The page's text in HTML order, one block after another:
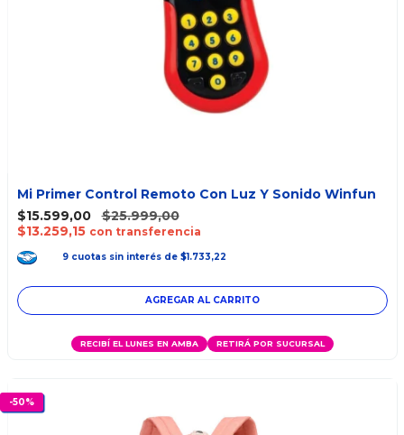
Mi Primer Control Remoto Con Luz Y Sonido Winfun
$15.599,00
$25.999,00
$13.259,15 con transferencia
9 cuotas sin interés de $1.733,22
RECIBÍ EL LUNES EN AMBA RETIRÁ POR SUCURSAL
-50%